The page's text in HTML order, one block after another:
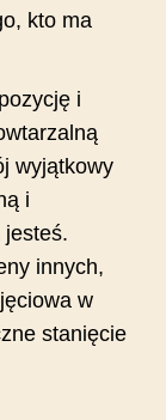
kto ma
i
wyjątkowy
i
jesteś.
innych,
w
stanięcie